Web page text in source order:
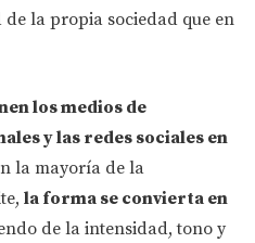
la propia sociedad que en
los medios de
y las redes sociales en
la mayoría de la
la forma se convierta en
de la intensidad, tono y